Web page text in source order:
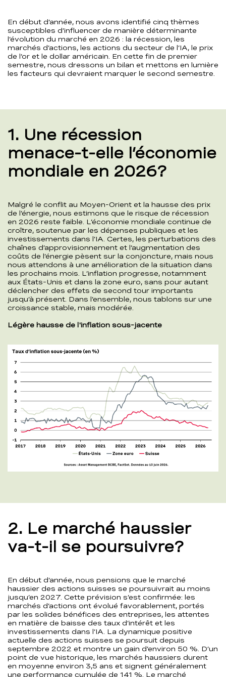
En début d’année, nous avons identifié cinq thèmes
susceptibles d’influencer de manière déterminante
l’évolution du marché en 2026 : la récession, les
marchés d’actions, les actions du secteur de l’IA, le prix
de l’or et le dollar américain. En cette fin de premier
semestre, nous dressons un bilan et mettons en lumière
les facteurs qui devraient marquer le second semestre.
1. Une récession
menace-t-elle l’économie
mondiale en 2026?
Malgré le conflit au Moyen-Orient et la hausse des prix
de l’énergie, nous estimons que le risque de récession
en 2026 reste faible. L’économie mondiale continue de
croître, soutenue par les dépenses publiques et les
investissements dans l’IA. Certes, les perturbations des
chaînes d’approvisionnement et l’augmentation des
coûts de l’énergie pèsent sur la conjoncture, mais nous
nous attendons à une amélioration de la situation dans
les prochains mois. L’inflation progresse, notamment
aux États-Unis et dans la zone euro, sans pour autant
déclencher des effets de second tour importants
jusqu’à présent. Dans l’ensemble, nous tablons sur une
croissance stable, mais modérée.
Légère hausse de l'inflation sous-jacente
2. Le marché haussier
va-t-il se poursuivre?
En début d’année, nous pensions que le marché
haussier des actions suisses se poursuivrait au moins
jusqu’en 2027. Cette prévision s’est confirmée: les
marchés d’actions ont évolué favorablement, portés
par les solides bénéfices des entreprises, les attentes
en matière de baisse des taux d’intérêt et les
investissements dans l’IA. La dynamique positive
actuelle des actions suisses se poursuit depuis
septembre 2022 et montre un gain d’environ 50 %. D’un
point de vue historique, les marchés haussiers durent
en moyenne environ 3,5 ans et signent généralement
une performance cumulée de 141 %. Le marché